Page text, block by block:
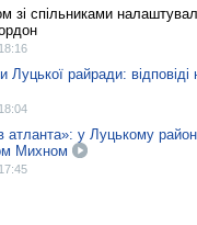
зі спільниками
Луцької райради: відповіді
атланта»: у Луцькому
Михном